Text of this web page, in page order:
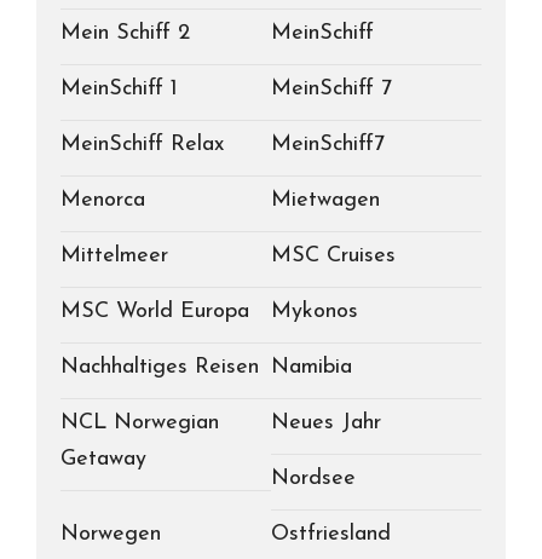
Mein Schiff 2 MeinSchiff
MeinSchiff 1 MeinSchiff 7
MeinSchiff Relax MeinSchiff7
Menorca Mietwagen
Mittelmeer MSC Cruises
MSC World Europa Mykonos
Nachhaltiges Reisen Namibia
NCL Norwegian
Getaway
Neues Jahr
Nordsee
Norwegen Ostfriesland